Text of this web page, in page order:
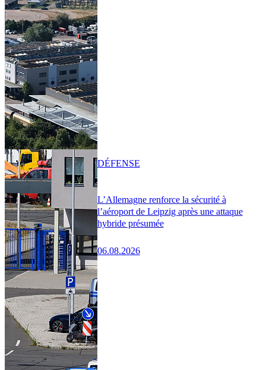
L’Allemagne renforce la sécurité à
l’aéroport de Leipzig après une attaque
hybride présumée
06.08.2026
DÉFENSE